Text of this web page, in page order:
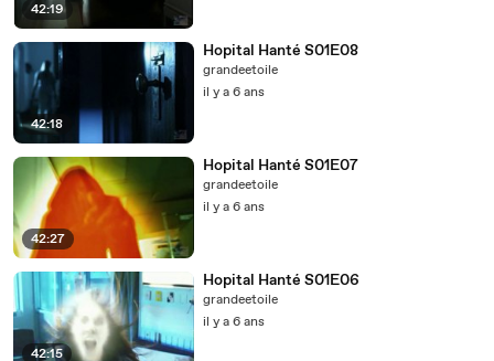
42:19
42:18
Hopital Hanté S01E08
grandeetoile
il y a 6 ans
42:27
Hopital Hanté S01E07
grandeetoile
il y a 6 ans
42:15
Hopital Hanté S01E06
grandeetoile
il y a 6 ans